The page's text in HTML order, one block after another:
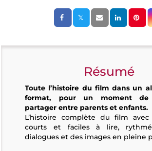
Résumé
Toute l’histoire du film dans un
format, pour un moment
partager entre parents et enfants.
L’histoire complète du film
courts et faciles à lire,
dialogues et des images en pleine